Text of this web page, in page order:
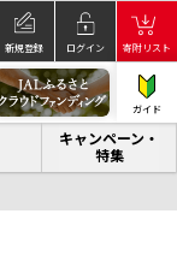
新規登録 ログイン 寄附リスト
ガイド
キャンペーン・
特集